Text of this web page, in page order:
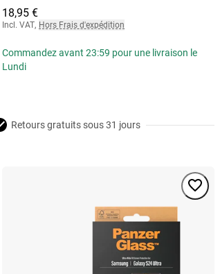
18,95 €
Incl. VAT, Hors Frais d'expédition
Commandez avant 23:59 pour une livraison le
Lundi
Retours gratuits sous 31 jours